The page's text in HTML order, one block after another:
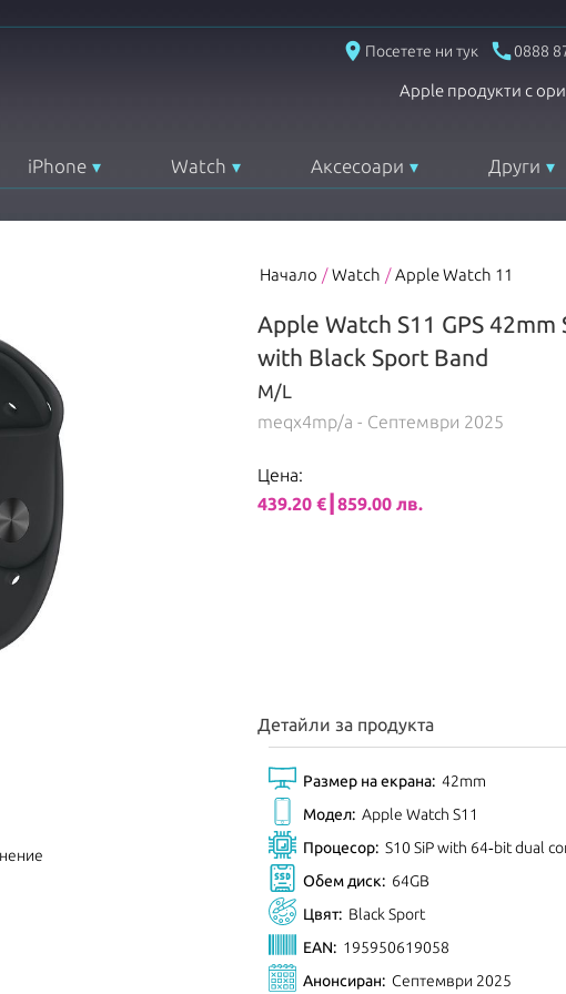
place Посетете ни тук 0888
Apple продукти с
iPhone Watch Аксесоари Други
Начало / Watch / Apple Watch 11
Apple Watch S11 GPS
with Black Sport Band
M/L
meqx4mp/a - Септември 2025
Цена:
439.20 €┃859.00 лв.
Детайли за продукта
Размер на екрана: 42mm
Модел: Apple Watch S11
Процесор: S10 SiP with 64‑bit dual
Обем диск: 64GB
Цвят: Black Sport
EAN: 195950619058
Анонсиран: Септември 2025